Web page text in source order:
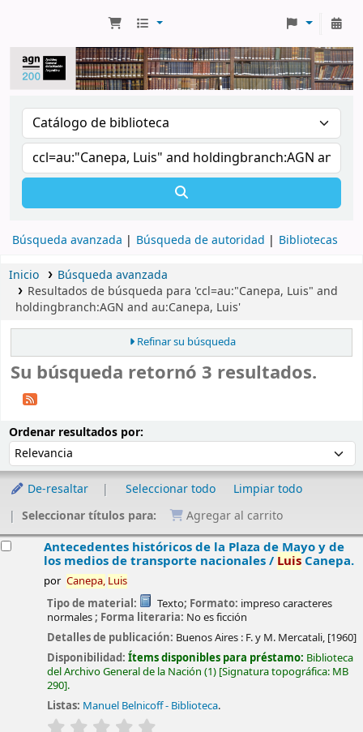
Búsqueda avanzada Búsqueda de autoridad Bibliotecas
Inicio
Búsqueda avanzada
Resultados de búsqueda para 'ccl=au:"Canepa, Luis" and
holdingbranch:AGN and au:Canepa, Luis'
Refinar su búsqueda
Su búsqueda retornó 3 resultados.
Ordenar resultados por:
De-resaltar Seleccionar todo
Limpiar todo
Seleccionar títulos para:
Agregar al carrito
Antecedentes históricos de la Plaza de Mayo y de
los medios de transporte nacionales / Luis Canepa.
por Canepa, Luis
Tipo de material: Texto; Formato: impreso caracteres
normales; Forma literaria: No es ficción
Detalles de publicación: Buenos Aires : F. y M. Mercatali, [1960]
Disponibilidad:Ítems disponibles para préstamo: Biblioteca
del Archivo General de la Nación (1) Signatura topográfica: MB
290 .
Listas: Manuel Belnicoff - Biblioteca.
valoración